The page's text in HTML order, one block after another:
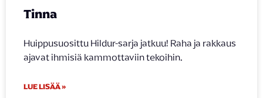
Tinna
Huippusuosittu Hildur-sarja jatkuu! Raha ja rakkaus
ajavat ihmisiä kammottaviin tekoihin.
LUE LISÄÄ »